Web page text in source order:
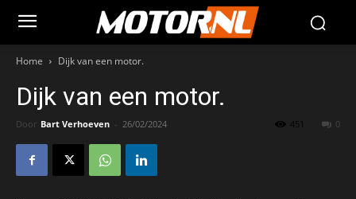
Home Dijk van een motor.
Dijk van een motor.
Door Bart Verhoeven - 26/02/2024 0
451